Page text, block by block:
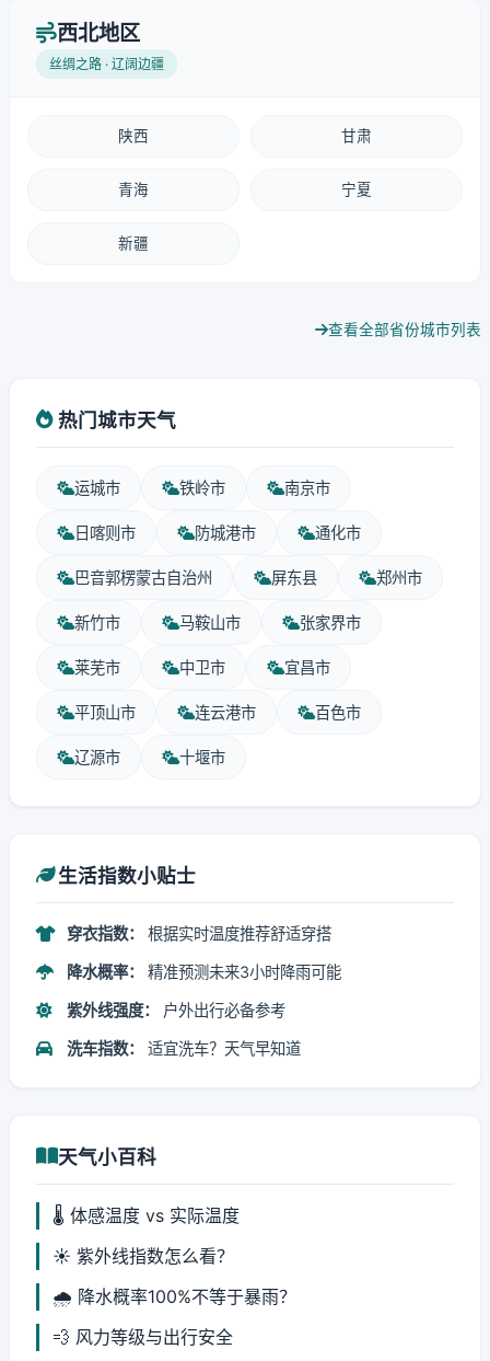
西北地区
丝绸之路 · 辽阔边疆
陕西 甘肃
青海 宁夏
新疆
查看全部省份城市列表
热门城市天气
运城市 铁岭市 南京市
日喀则市 防城港市 通化市
巴音郭楞蒙古自治州 屏东县 郑州市
新竹市 马鞍山市 张家界市
莱芜市 中卫市 宜昌市
平顶山市 连云港市 百色市
辽源市 十堰市
生活指数小贴士
穿衣指数： 根据实时温度推荐舒适穿搭
降水概率： 精准预测未来3小时降雨可能
紫外线强度： 户外出行必备参考
洗车指数： 适宜洗车？天气早知道
天气小百科
🌡️ 体感温度 vs 实际温度
☀️ 紫外线指数怎么看？
🌧️ 降水概率100%不等于暴雨？
💨 风力等级与出行安全